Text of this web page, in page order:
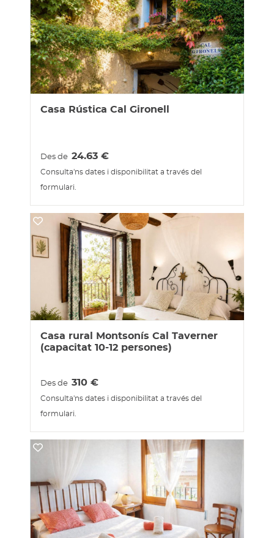
Casa Rústica Cal Gironell
Des de 24.63€
Consulta'ns dates i disponibilitat a través del
formulari.
Casa rural Montsonís Cal Taverner
(capacitat 10-12 persones)
Des de 310€
Consulta'ns dates i disponibilitat a través del
formulari.